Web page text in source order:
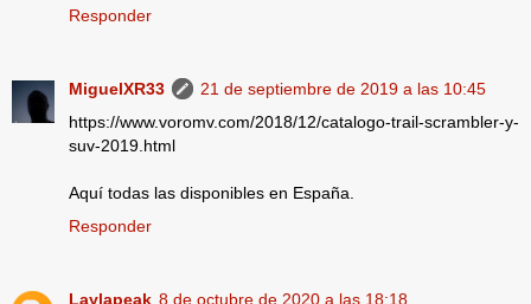
Responder
MiguelXR33
21 de septiembre de 2019 a las 10:45
https://www.voromv.com/2018/12/catalogo-trail-scrambler-y-
suv-2019.html
Aquí todas las disponibles en España.
Responder
Laylapeak 8 de octubre de 2020 a las 18:18